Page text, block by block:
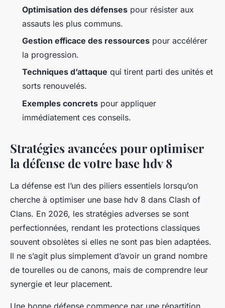
Optimisation des défenses pour résister aux
assauts les plus communs.
Gestion efficace des ressources pour accélérer
la progression.
Techniques d’attaque qui tirent parti des unités et
sorts renouvelés.
Exemples concrets pour appliquer
immédiatement ces conseils.
Stratégies avancées pour optimiser
la défense de votre base hdv 8
La défense est l’un des piliers essentiels lorsqu’on
cherche à optimiser une base hdv 8 dans Clash of
Clans. En 2026, les stratégies adverses se sont
perfectionnées, rendant les protections classiques
souvent obsolètes si elles ne sont pas bien adaptées.
Il ne s’agit plus simplement d’avoir un grand nombre
de tourelles ou de canons, mais de comprendre leur
synergie et leur placement.
Une bonne défense commence par une répartition